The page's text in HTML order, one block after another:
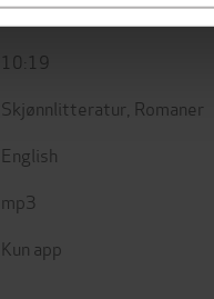
27.10.2020
10:19
Skjønnlitteratur Romaner
English
mp3
Kun app